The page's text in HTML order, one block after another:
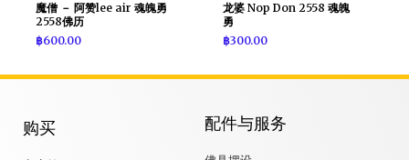
魔僧 － 阿赞lee air 魂魄勇
2558佛历
฿600.00
龙婆 Nop Don 2558 魂魄
勇
฿300.00
购买 配件与服务